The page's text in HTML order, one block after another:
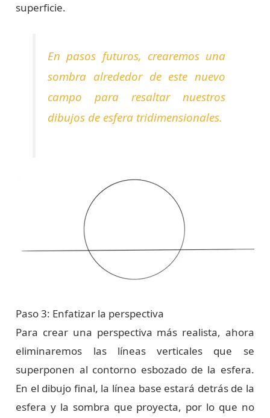
superficie.
En pasos futuros, crearemos una
sombra alrededor de este nuevo
campo para resaltar nuestros
dibujos de esfera tridimensionales.
Paso 3: Enfatizar la perspectiva
Para crear una perspectiva más realista, ahora
eliminaremos las líneas verticales que se
superponen al contorno esbozado de la esfera.
En el dibujo final, la línea base estará detrás de la
esfera y la sombra que proyecta, por lo que no